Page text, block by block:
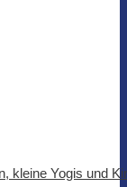
kleine Yogis und